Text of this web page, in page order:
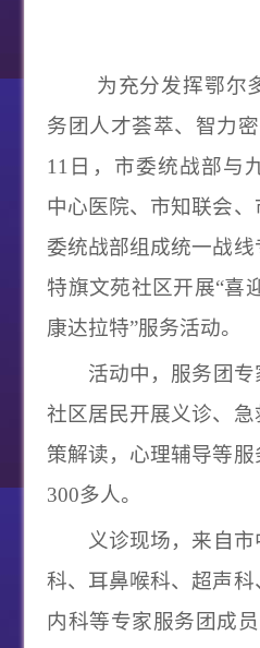
为充分发挥鄂尔
务团人才荟萃、智力
11 日，市委统战部与
中心医院、市知联会
委统战部组成统一战
特旗文苑社区开展“喜
康达拉特”服务活动。
活动中，服务团
社区居民开展义诊、
策解读，心理辅导等
300多人。
义诊现场，来自
科、耳鼻喉科、超声
内科等专家服务团成